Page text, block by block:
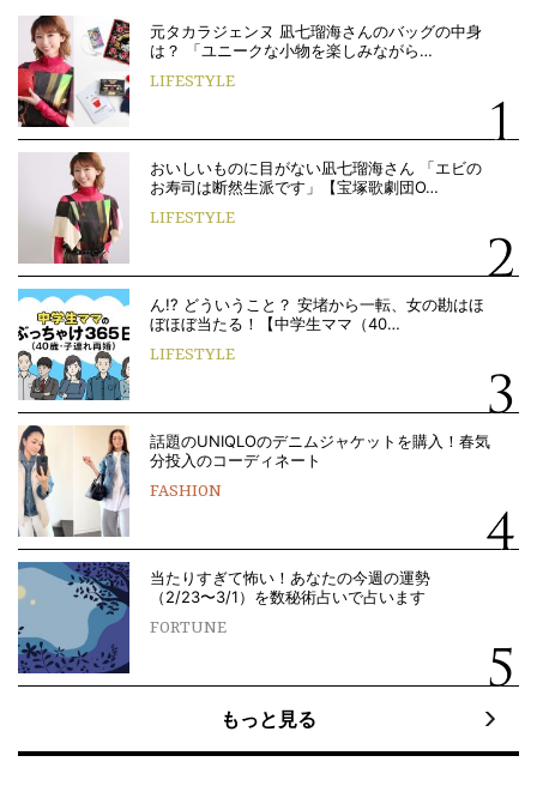
元タカラジェンヌ 凪七瑠海さんのバッグの中身
は？ 「ユニークな小物を楽しみながら…
LIFESTYLE
おいしいものに目がない凪七瑠海さん 「エビの
お寿司は断然生派です」【宝塚歌劇団O…
LIFESTYLE
ん!? どういうこと？ 安堵から一転、女の勘はほ
ぼほぼ当たる！【中学生ママ（40…
LIFESTYLE
話題のUNIQLOのデニムジャケットを購入！春気
分投入のコーディネート
FASHION
当たりすぎて怖い！あなたの今週の運勢
（2/23〜3/1）を数秘術占いで占います
FORTUNE
もっと見る